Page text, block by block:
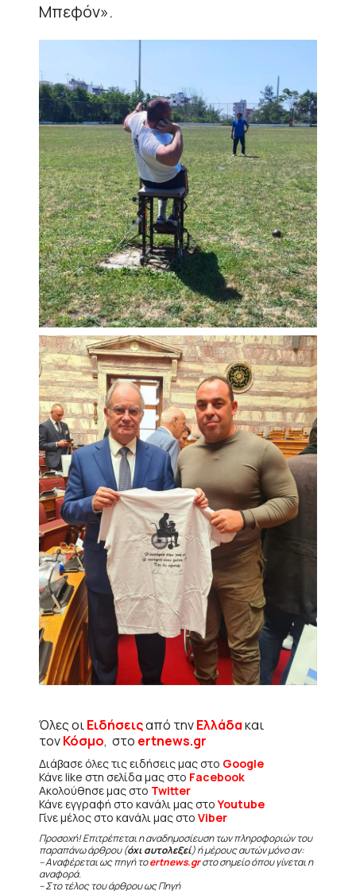
Μπεφόν».
Όλες οιΕιδήσειςαπό τηνΕλλάδακαι
τονΚόσμο, στο ertnews.gr
Διάβασε όλες τις ειδήσεις μας στο Google
Κάνε like στη σελίδα μας στο Facebook
Ακολούθησε μας στο Twitter
Κάνε εγγραφή στο κανάλι μας στοYoutube
Γίνε μέλος στο κανάλι μας στο Viber
Προσοχή! Επιτρέπεται η αναδημοσίευση των πληροφοριών του
παραπάνω άρθρου (όχι αυτολεξεί) ή μέρους αυτών μόνο αν:
– Αναφέρεται ως πηγή τοertnews.grστο σημείο όπου γίνεται η
αναφορά.
– Στο τέλος του άρθρου ως Πηγή